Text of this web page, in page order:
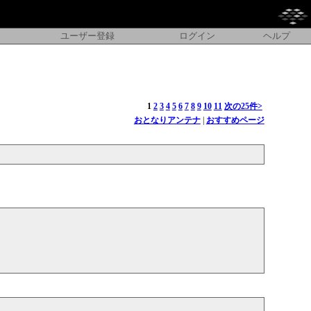
ユーザー登録 ログイン ヘルプ
1 2 3 4 5 6 7 8 9 10 11 次の25件>
おとなりアンテナ| おすすめページ